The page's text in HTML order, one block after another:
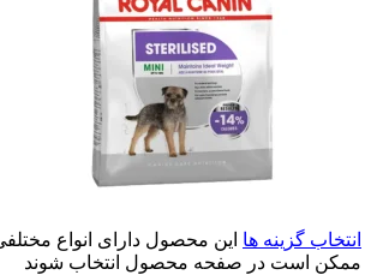
انتخاب گزینه ها این محصول دارای انواع
ممکن است در صفحه محصول انتخاب شوند